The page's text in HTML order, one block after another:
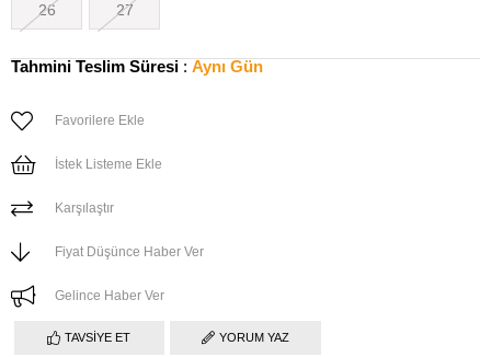
26 27
Tahmini Teslim Süresi : Aynı Gün
Favorilere Ekle
İstek Listeme Ekle
Karşılaştır
Fiyat Düşünce Haber Ver
Gelince Haber Ver
TAVSIYE ET YORUM YAZ